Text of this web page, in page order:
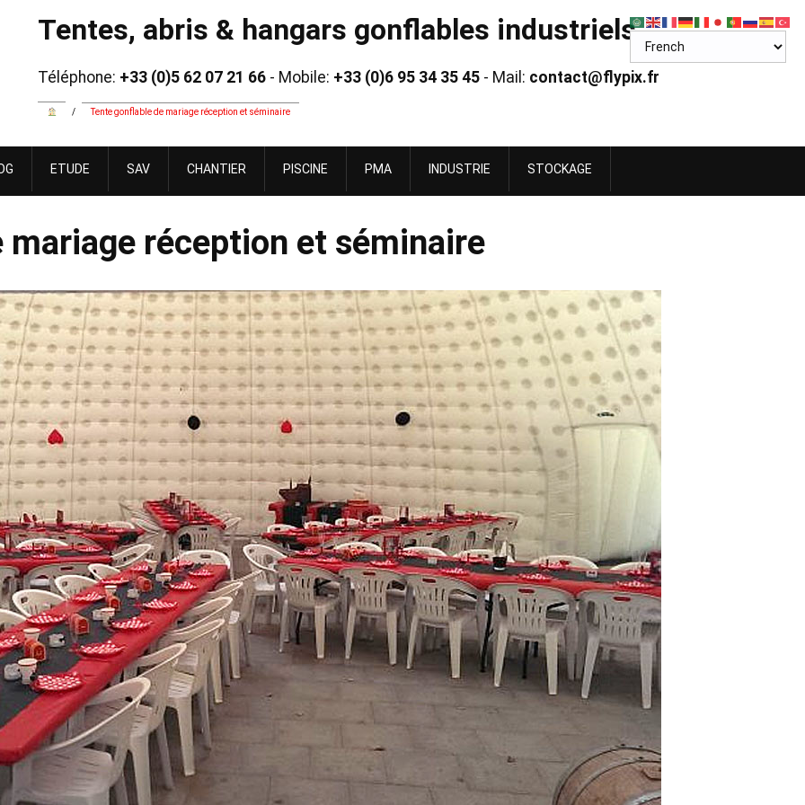
Tentes, abris & hangars gonflables industriels
Téléphone: +33 (0)5 62 07 21 66 - Mobile: +33 (0)6 95 34 35 45 - Mail: contact@flypix.fr
/ Tente gonflable de mariage réception et séminaire
ETUDE SAV CHANTIER PISCINE PMA INDUSTRIE STOCKAGE
mariage réception et séminaire